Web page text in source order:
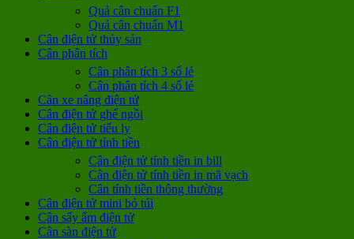
Quả cân chuẩn F1
Quả cân chuẩn M1
Cân điện tử thủy sản
Cân phân tích
Cân phân tích 3 số lẻ
Cân phân tích 4 số lẻ
Cân xe nâng điện tử
Cân điện tử ghế ngồi
Cân điện tử tiểu ly
Cân điện tử tính tiền
Cân điện tử tính tiền in bill
Cân điện tử tính tiền in mã vạch
Cân tính tiền thông thường
Cân điện tử mini bỏ túi
Cân sấy ẩm điện tử
Cân sàn điện tử